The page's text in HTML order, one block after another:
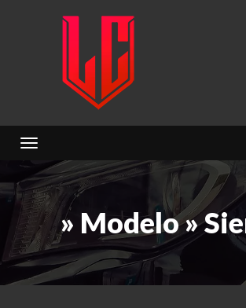
Toggle navigation
» Modelo »